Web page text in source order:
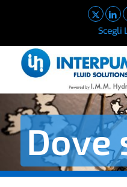
Scegli
Dove